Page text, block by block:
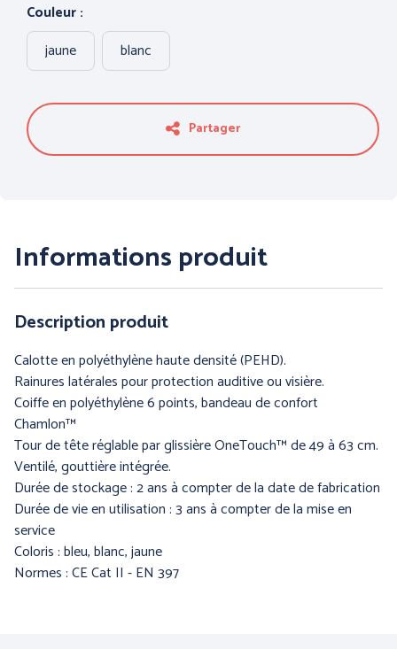
INTEMPÉRIES
ERGONOMIE et AIDE AU
TRAVAIL
PRÉVENTION et
SECOURS
Couleur :
jaune
blanc
Partager
Informations produit
Description produit
Calotte en polyéthylène haute densité (PEHD).
Rainures latérales pour protection auditive ou visière.
Coiffe en polyéthylène 6 points, bandeau de confort
Chamlon™
Tour de tête réglable par glissière OneTouch™ de 49 à 63 cm.
Ventilé, gouttière intégrée.
Durée de stockage : 2 ans à compter de la date de fabrication
Durée de vie en utilisation : 3 ans à compter de la mise en
service
Coloris : bleu, blanc, jaune
Normes : CE Cat II - EN 397